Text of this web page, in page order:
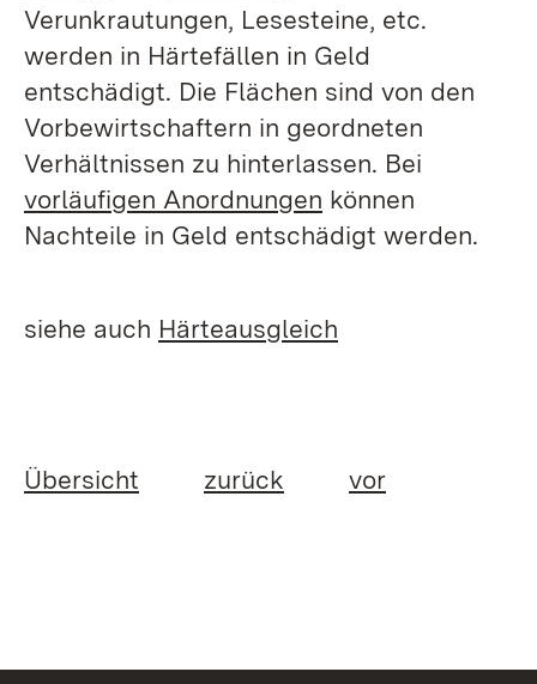
Verunkrautungen, Lesesteine, etc.
werden in Härtefällen in Geld
entschädigt. Die Flächen sind von den
Vorbewirtschaftern in geordneten
Verhältnissen zu hinterlassen. Bei
vorläufigen Anordnungen können
Nachteile in Geld entschädigt werden.
siehe auch Härteausgleich
Übersicht zurück vor